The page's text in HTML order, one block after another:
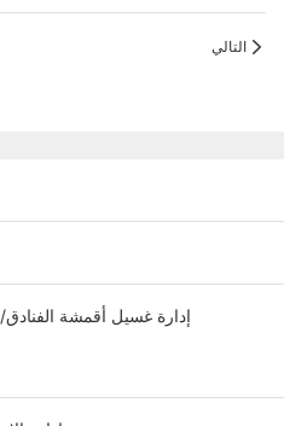
التالي
إدارة غسيل أقمشة